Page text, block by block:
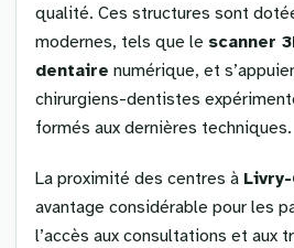
qualité. Ces structures sont
modernes, tels que le scanner
dentaire numérique, et
chirurgiens-dentistes
formés aux dernières techniques.
La proximité des centres à
avantage considérable pour les
l’accès aux consultations et aux